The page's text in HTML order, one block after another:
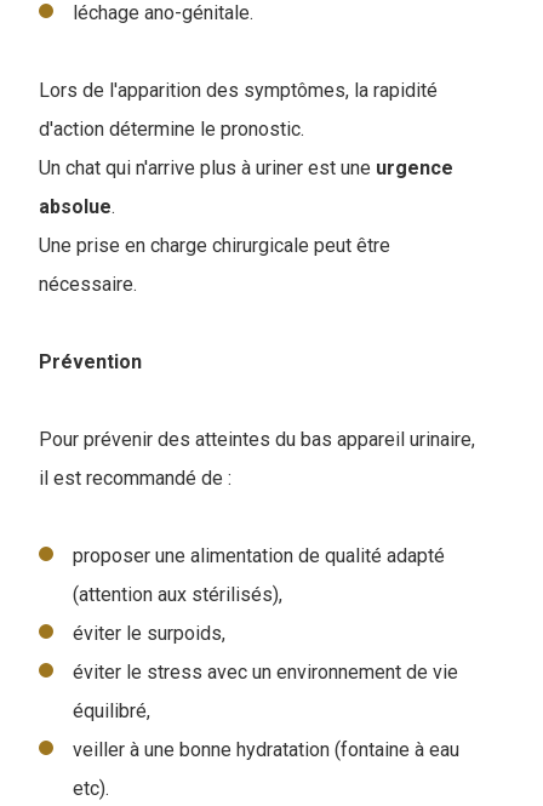
léchage ano-génitale.
Lors de l'apparition des symptômes, la rapidité
d'action détermine le pronostic.
Un chat qui n'arrive plus à uriner est une urgence
absolue.
Une prise en charge chirurgicale peut être
nécessaire.
Prévention
Pour prévenir des atteintes du bas appareil urinaire,
il est recommandé de :
proposer une alimentation de qualité adapté
(attention aux stérilisés),
éviter le surpoids,
éviter le stress avec un environnement de vie
équilibré,
veiller à une bonne hydratation (fontaine à eau
etc).